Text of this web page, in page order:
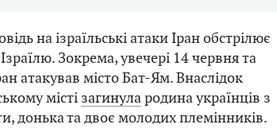
на ізраїльські атаки Іран обстрілює
Зокрема, увечері 14 червня та
атакував місто Бат-Ям. Внаслідок
місті загинула родина українців з
донька та двоє молодих племінників.